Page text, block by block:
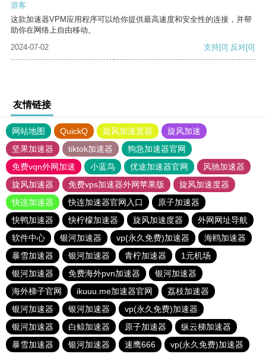
游客
这款加速器VPM应用程序可以给你提供最高速度和安全性的连接，并帮
助你在网络上自由移动。
2024-07-02
支持[0] 反对[0]
友情链接
网站地图 QuickQ 旋风加速度器
旋风加速
坚果加速器
tiktok加速器
狗急加速器官网
免费vqn外网加速
小蓝鸟 优途加速器官网
风驰加速器
旋风加速器
免费vps加速器外网苹果版
旋风加速度器
快连加速器
快连加速器官网入口
原子加速器
快鸭加速器
快柠檬加速器 旋风加速度器
外网网址导航
软件中心
银河加速器 vp(永久免费)加速器
海鸥加速器
暴雪加速器
银河加速器 青柠加速器
1元机场
银河加速器
免费海外pvn加速器
银河加速器
海外梯子官网
ikuuu.me加速器官网
荔枝加速器
银河加速器
银河加速器
vp(永久免费)加速器
银河加速器
白鲸加速器 原子加速器
纵云梯加速器
暴雪加速器
银河加速器 速鹰666 vp(永久免费)加速器